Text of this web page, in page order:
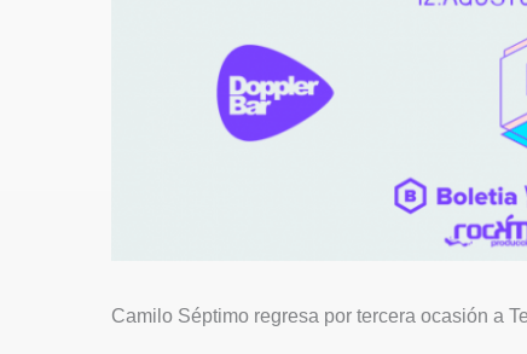
Camilo Séptimo regresa por tercera ocasión a